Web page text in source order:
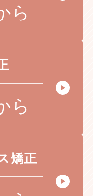
ら
ら
矯正